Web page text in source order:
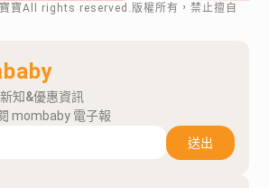
寶All rights reserved.版權所有，禁止擅自
知&優惠資訊
mombaby 電子報
送出